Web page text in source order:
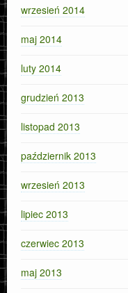
wrzesień 2014
maj 2014
luty 2014
grudzień 2013
listopad 2013
październik 2013
wrzesień 2013
lipiec 2013
czerwiec 2013
maj 2013